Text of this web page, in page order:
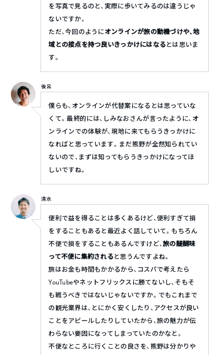
を写真で見るのと、実際に歩いてみるのは違うじゃ
ないですか。
ただ、今回のようにオンラインが旅の動機づけや、地
域との接点を持つ良いきっかけにはなるとは思いま
す。
後呂
僕らも、オンラインが代替案になるとは思っていな
くて。最終的には、しみなおさんが言ったように、オ
ンラインでの体験が、現地に来てもらうきっかけに
なればと思っています。まだ熊野が全然知られてい
ないので、まずは知ってもらうきっかけになってほ
しいですね。
清水
便利で益を得ることは多くあるけど、便利すぎて損
をすることもあると最近よく話していて。もちろん
不便で損をすることもあるんですけど、旅の醍醐味
って不便に集約されると思うんですよね。
旅はお金も時間もかかるから、コスパで考えたら
YouTubeやネットフリックスに勝てないし、そもそ
も戦うべきではないじゃないですか。でもこれまで
の観光業界は、とにかく安くしたり、アクセスが良い
ことをアピールしたりしていたから、旅の魅力が伝
わらない要因になってしまっていたのかなと。
不便なところに行くことの良さを、熊野は分かりや